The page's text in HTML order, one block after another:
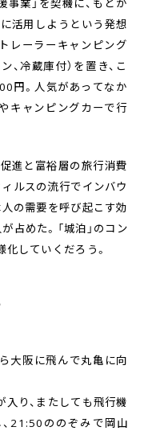
活用しようという発想
レーラーキャンピング
、冷蔵庫付）を置き、こ
円。人気があってなか
キャンピングカーで行
進と富裕層の旅行消費
ルスの流行でインバウ
の需要を呼び起こす効
占めた。「城泊」のコン
していくだろう。
大阪に飛んで丸亀に向
り、またしても飛行機
21:50ののぞみで岡山